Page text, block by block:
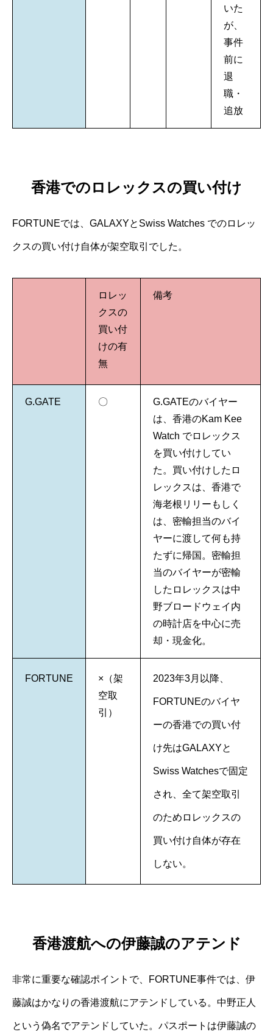
いた
が、
事件
前に
退
職・
追放
香港でのロレックスの買い付け
FORTUNEでは、GALAXYとSwiss Watches でのロレッ
クスの買い付け自体が架空取引でした。
ロレッ
クスの
買い付
けの有
無
備考
G.GATE 〇
G.GATEのバイヤー
は、香港のKam Kee
Watch でロレックス
を買い付けしてい
た。買い付けしたロ
レックスは、香港で
海老根リリーもしく
は、密輸担当のバイ
ヤーに渡して何も持
たずに帰国。密輸担
当のバイヤーが密輸
したロレックスは中
野ブロードウェイ内
の時計店を中心に売
却・現金化。
FORTUNE
×（架
空取
引）
2023年3月以降、
FORTUNEのバイヤ
ーの香港での買い付
け先はGALAXYと
Swiss Watchesで固定
され、全て架空取引
のためロレックスの
買い付け自体が存在
しない。
香港渡航への伊藤誠のアテンド
非常に重要な確認ポイントで、FORTUNE事件では、伊
藤誠はかなりの香港渡航にアテンドしている。中野正人
という偽名でアテンドしていた。パスポートは伊藤誠の